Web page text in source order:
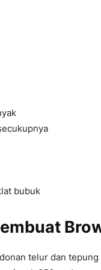
bubuk
telur dan